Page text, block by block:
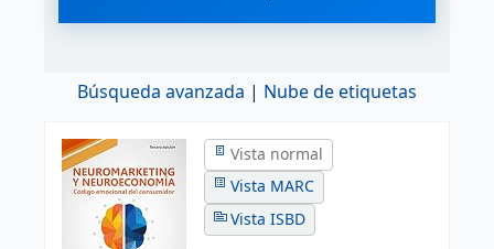
Búsqueda avanzada Nube de etiquetas
Vista normal
Vista MARC
Vista ISBD